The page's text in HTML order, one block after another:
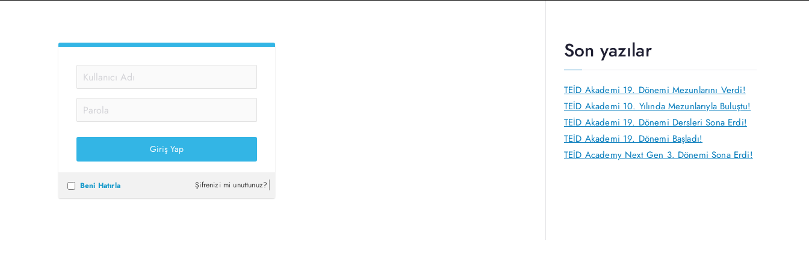
Beni Hatırla Şifrenizi mi unuttunuz?
Son yazılar
TEİD Akademi 19. Dönemi Mezunlarını Verdi!
TEİD Akademi 10. Yılında Mezunlarıyla Buluştu!
TEİD Akademi 19. Dönemi Dersleri Sona Erdi!
TEİD Akademi 19. Dönemi Başladı!
TEİD Academy Next Gen 3. Dönemi Sona Erdi!